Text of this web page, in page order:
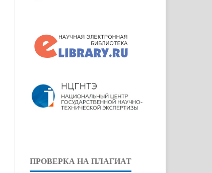
ПРОВЕРКА НА ПЛАГИАТ